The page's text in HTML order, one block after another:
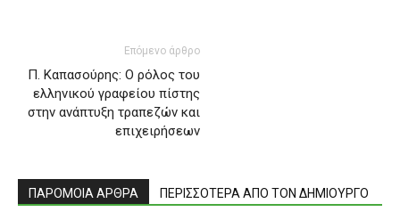
Επόμενο άρθρο
Π. Καπασούρης: Ο ρόλος του
ελληνικού γραφείου πίστης
στην ανάπτυξη τραπεζών και
επιχειρήσεων
ΠΑΡΟΜΟΙΑ ΑΡΘΡΑ ΠΕΡΙΣΣΟΤΕΡΑ ΑΠΟ ΤΟΝ ΔΗΜΙΟΥΡΓΟ